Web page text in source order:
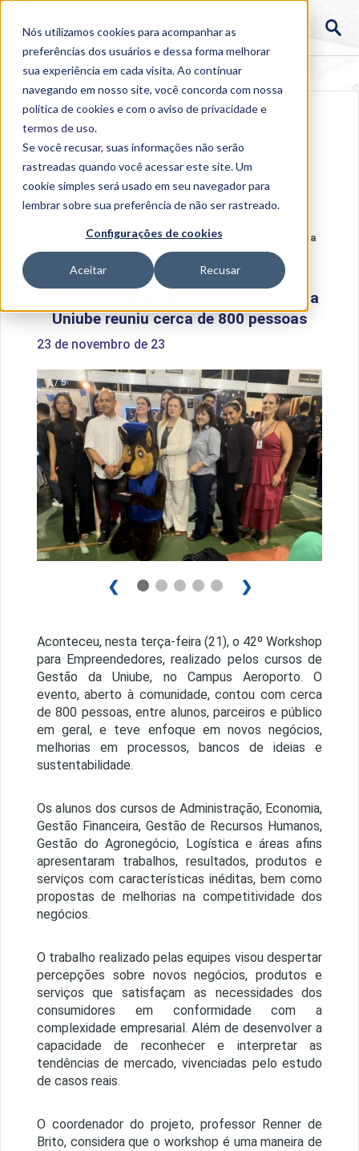
Nós utilizamos cookies para acompanhar as
preferências dos usuários e dessa forma melhorar
sua experiência em cada visita. Ao continuar
navegando em nosso site, você concorda com nossa
política de cookies e com o aviso deprivacidade e
termos de uso.
Se você recusar, suas informações não serão
rastreadas quando você acessar este site. Um
cookie simples será usado em seu navegador para
lembrar sobre sua preferência de não ser rastreado.
Configurações de cookies
Aceitar Recusar
Workshop para Empreendedores da Uniube reuniu cerca
de 800 pessoas
42º Workshop para Empreendedores da
Uniube reuniu cerca de 800 pessoas
23 de novembro de 23
1 / 5
❮ ❯
Aconteceu, nesta terça-feira (21), o 42º Workshop
para Empreendedores, realizado pelos cursos de
Gestão da Uniube, no Campus Aeroporto. O
evento, aberto à comunidade, contou com cerca
de 800 pessoas, entre alunos, parceiros e público
em geral, e teve enfoque em novos negócios,
melhorias em processos, bancos de ideias e
sustentabilidade.
Os alunos dos cursos de Administração, Economia,
Gestão Financeira, Gestão de Recursos Humanos,
Gestão do Agronegócio, Logística e áreas afins
apresentaram trabalhos, resultados, produtos e
serviços com características inéditas, bem como
propostas de melhorias na competitividade dos
negócios.
O trabalho realizado pelas equipes visou despertar
percepções sobre novos negócios, produtos e
serviços que satisfaçam as necessidades dos
consumidores em conformidade com a
complexidade empresarial. Além de desenvolver a
capacidade de reconhecer e interpretar as
tendências de mercado, vivenciadas pelo estudo
de casos reais.
O coordenador do projeto, professor Renner de
Brito, considera que o workshop é uma maneira de